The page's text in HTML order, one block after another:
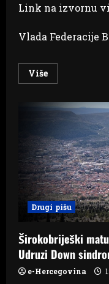
Link na izvornu
Vlada Federacije
VišeRead
more
FBiH
Povijesno-
memorijalni
centar
u
Ljubuškom
izdvojila
350.000
KM
Drugi pišu
Širokobriješki
Udruzi Down
e-Hercegovina